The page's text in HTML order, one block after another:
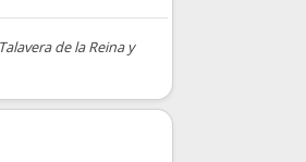
de la Reina y